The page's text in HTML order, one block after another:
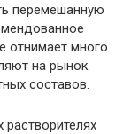
перемешанную
отнимает много
на рынок
составов.
растворителях